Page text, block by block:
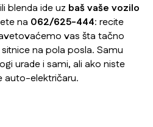
blenda ide uz baš vaše vozilo
na 062/625-444: recite
vas šta tačno
na pola posla. Samu
urade i sami, ali ako niste
auto-električaru.